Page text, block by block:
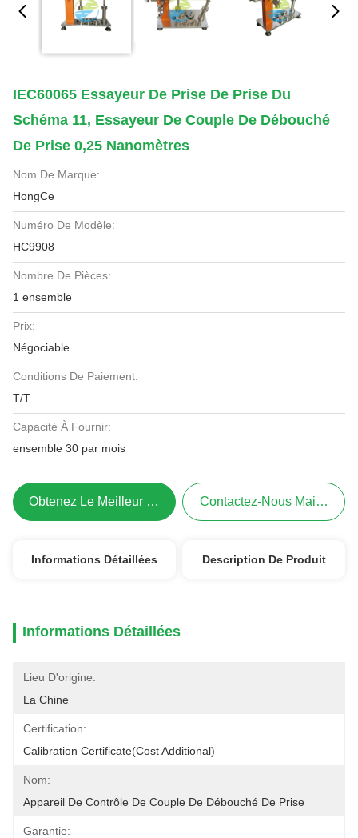
IEC60065 Essayeur De Prise De Prise Du
Schéma 11, Essayeur De Couple De Débouché
De Prise 0,25 Nanomètres
Nom De Marque:
HongCe
Numéro De Modèle:
HC9908
Nombre De Pièces:
1 ensemble
Prix:
Négociable
Conditions De Paiement:
T/T
Capacité À Fournir:
ensemble 30 par mois
Obtenez Le Meilleur Prix Contactez-Nous Maintenant
Informations Détaillées Description De Produit
Informations Détaillées
Lieu D'origine:
La Chine
Certification:
Calibration Certificate(cost Additional)
Nom:
Appareil De Contrôle De Couple De Débouché De Prise
Garantie: